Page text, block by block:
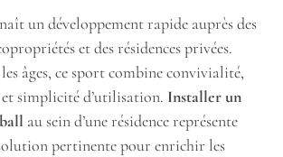
un développement rapide auprès des
et des résidences privées.
âges, ce sport combine convivialité,
simplicité d’utilisation. Installer un
au sein d’une résidence représente
pertinente pour enrichir les